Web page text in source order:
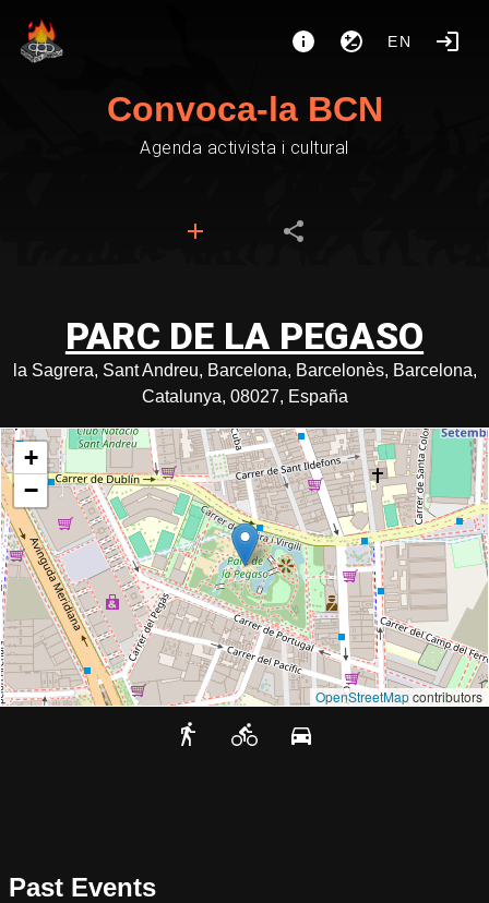
EN
Convoca-la BCN
Agenda activista i cultural
PARC DE LA PEGASO
la Sagrera, Sant Andreu, Barcelona, Barcelonès, Barcelona,
Catalunya, 08027, España
+
−
OpenStreetMapcontributors
Past Events